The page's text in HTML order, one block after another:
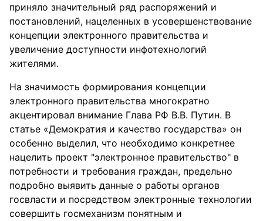
приняло значительный ряд распоряжений и
постановлений, нацеленных в усовершенствование
концепции электронного правительства и
увеличение доступности инфотехнологий
жителями.
На значимость формирования концепции
электронного правительства многократно
акцентировал внимание Глава РФ В.В. Путин. В
статье «Демократия и качество государства» он
особенно выделил, что необходимо конкретнее
нацелить проект "электронное правительство" в
потребности и требования граждан, предельно
подробно выявить данные о работы органов
госвласти и посредством электронные технологии
совершить госмеханизм понятным и